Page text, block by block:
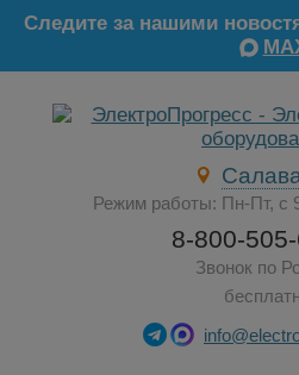
Следите за нашими
Режим работы: Пн-Пт, с
8-800-
Звонок по